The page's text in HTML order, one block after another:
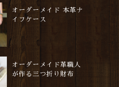
オーダーメイド 本革ナ
イフケース
オーダーメイド革職人
が作る三つ折り財布